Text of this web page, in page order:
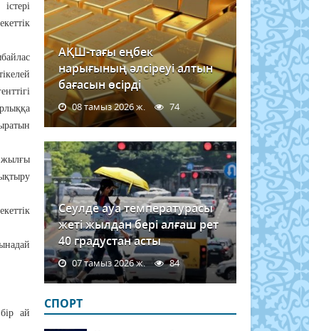
жылғы
ай
АҚШ-тағы еңбек
нарығының әлсіреуі алтын
бағасын өсірді
08 тамыз 2026 ж. 74
Сеулде ауа температурасы
жеті жылдан бері алғаш рет
40 градустан асты
07 тамыз 2026 ж. 84
СПОРТ